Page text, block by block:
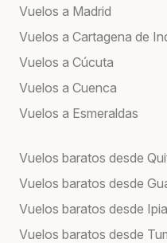
Vuelos a Madrid
Vuelos a Cartagena de
Vuelos a Cúcuta
Vuelos a Cuenca
Vuelos a Esmeraldas
Vuelos baratos desde
Vuelos baratos desde
Vuelos baratos desde
Vuelos baratos desde